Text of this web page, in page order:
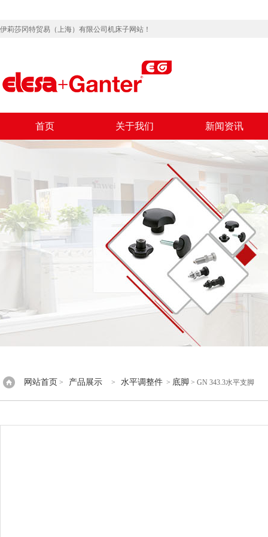
伊莉莎冈特贸易（上海）有限公司机床子网站！
首页 关于我们 新闻资讯
网站首页 > 产品展示 > 水平调整件 > 底脚 > GN 343.3水平支脚